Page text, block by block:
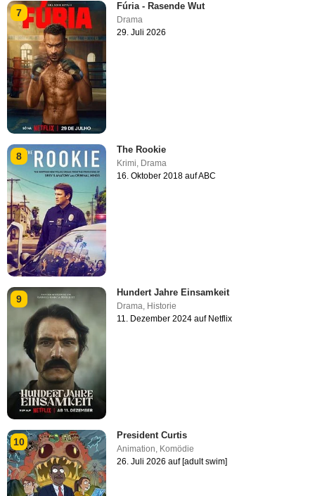
7
Fúria - Rasende Wut
Drama
29. Juli 2026
8
The Rookie
Krimi Drama
16. Oktober 2018 auf ABC
9
Hundert Jahre Einsamkeit
Drama, Historie
11. Dezember 2024 auf Netflix
10
President Curtis
Animation, Komödie
26. Juli 2026 auf [adult swim]